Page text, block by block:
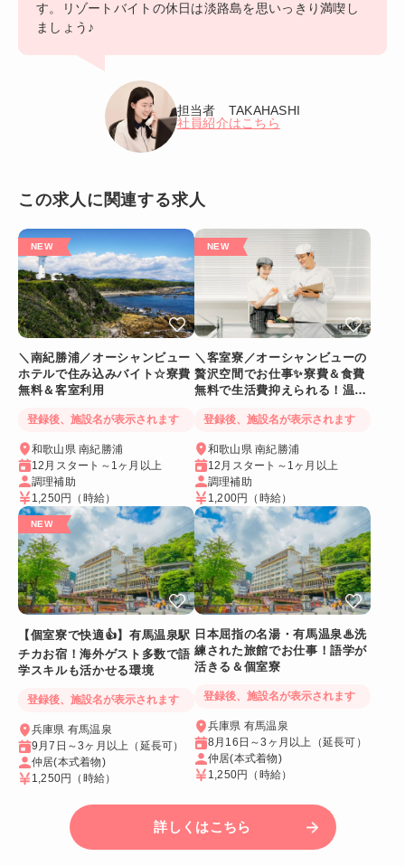
す。リゾートバイトの休日は淡路島を思いっきり満喫し
ましょう♪
担当者 TAKAHASHI
社員紹介はこちら
この求人に関連する求人
＼南紀勝浦／オーシャンビュー
ホテルで住み込みバイト☆寮費
無料＆客室利用
登録後、施設名が表示されます
和歌山県 南紀勝浦
12月スタート～1ヶ月以上
調理補助
1,250円 （時給）
＼客室寮／オーシャンビューの
贅沢空間でお仕事✨寮費＆食費
無料で生活費抑えられる！温泉
登録後、施設名が表示されます
和歌山県 南紀勝浦
12月スタート～1ヶ月以上
調理補助
1,200円 （時給）
【個室寮で快適👍】有馬温泉駅
チカお宿！海外ゲスト多数で語
学スキルも活かせる環境
登録後、施設名が表示されます
兵庫県 有馬温泉
9月7日～3ヶ月以上（延長可）
仲居(本式着物)
1,250円
（時給）
日本屈指の名湯・有馬温泉♨洗
練された旅館でお仕事！語学が
活きる＆個室寮
登録後、施設名が表示されます
兵庫県 有馬温泉
8月16日～3ヶ月以上（延長可）
仲居(本式着物)
1,250円
（時給）
詳しくはこちら